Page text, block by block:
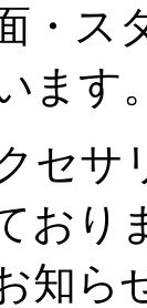
・ス
ます。
セサ
おり
知ら